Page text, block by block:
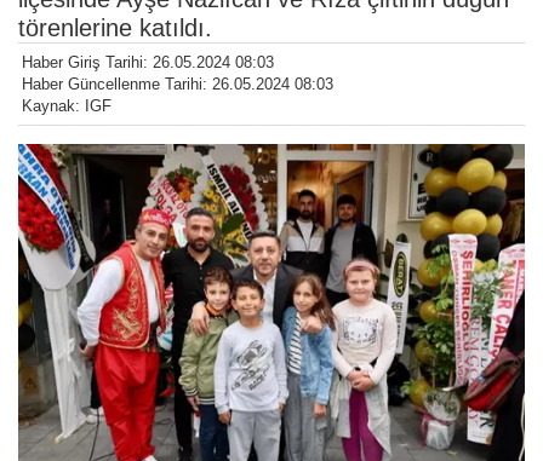
törenlerine katıldı.
Haber Giriş Tarihi: 26.05.2024 08:03
Haber Güncellenme Tarihi: 26.05.2024 08:03
Kaynak: IGF